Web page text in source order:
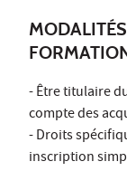
- Être titulaire
compte des
- Droits
inscription